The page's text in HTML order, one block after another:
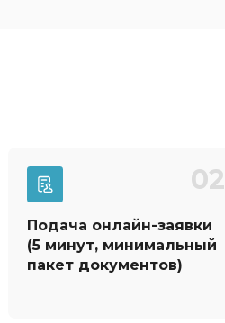
02
Подача онлайн-заявки
(5 минут, минимальный
пакет документов)